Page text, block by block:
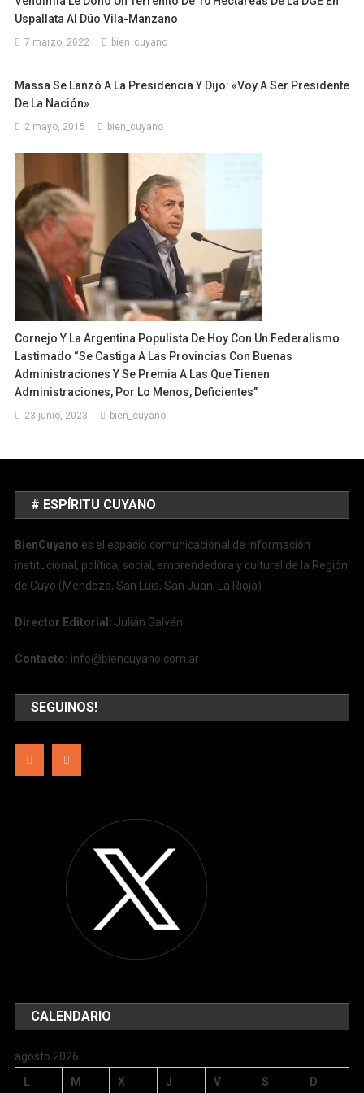
Uspallata Al Dúo Vila-Manzano
7 marzo, 2022 bien_cuyano
Massa Se Lanzó A La Presidencia Y Dijo: «Voy A Ser Presidente
De La Nación»
2 mayo, 2015 bien_cuyano
Cornejo Y La Argentina Populista De Hoy Con Un Federalismo
Lastimado “Se Castiga A Las Provincias Con Buenas
Administraciones Y Se Premia A Las Que Tienen
Administraciones, Por Lo Menos, Deficientes”
23 junio, 2023 bien_cuyano
# ESPÍRITU CUYANO
BienCuyano es el espacio comunicacional de información
institucional, política, social, emprendedora y cultural de la Región
de Cuyo (Mendoza, San Luis, San Juan, La Rioja)
Director Editorial: Julián Galván
Contacto: info@biencuyano.com.ar
SEGUINOS!
CALENDARIO
agosto 2026
L
M X J V S D